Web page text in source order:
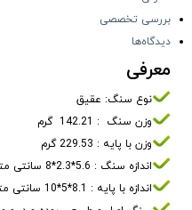
بررسی تخصصی
دیدگاه‌ها
معرفی
نوع سنگ: عقیق
وزن سنگ : 142.21 گرم
وزن با پایه : 229.53 گرم
اندازه سنگ : 5.6*2.3*8 سانتی متر
اندازه با پایه : 8.1*5*10 سانتی متر